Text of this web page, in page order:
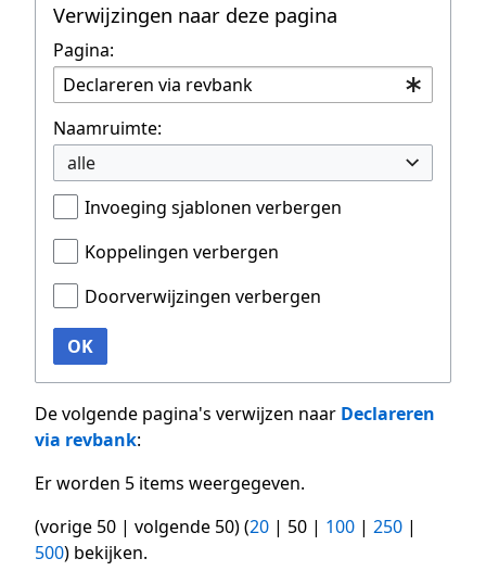
Verwijzingen naar deze pagina
Pagina:
Naamruimte:
alle
Invoeging sjablonen verbergen
Koppelingen verbergen
Doorverwijzingen verbergen
OK
De volgende pagina's verwijzen naar Declareren
via revbank:
Er worden 5 items weergegeven.
(vorige 50 | volgende 50) (20 | 50 | 100 | 250 |
500) bekijken.